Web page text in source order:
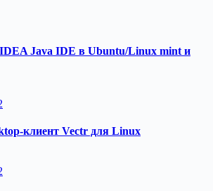
Java IDE в Ubuntu/Linux mint и
клиент Vectr для Linux